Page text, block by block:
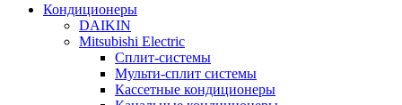
Кондиционеры
DAIKIN
Mitsubishi Electric
Сплит-системы
Мульти-сплит системы
Кассетные кондиционеры